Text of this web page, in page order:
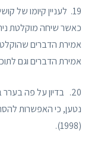
19. לעניין קיומו של קושי להוכיח את תוכן דבריו של יאסר, טענה המדינה כי בית המשפט שגה בניתוח ההלכה בפרשת
כאשר שיחה מוקלטת
אמירת הדברים
אמירת הדברים וגם
20. בדיון על פה
נטען, כי האפשרות
(1998).